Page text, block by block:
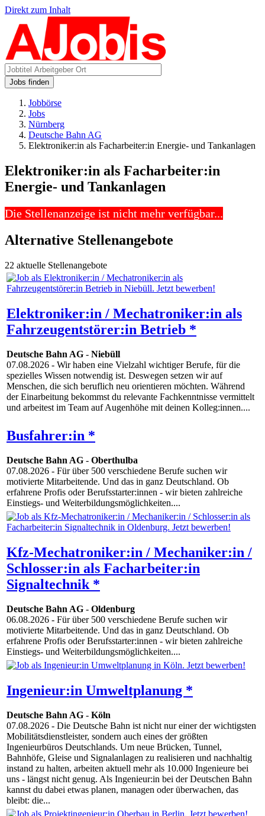
Direkt zum Inhalt
Jobs finden
Jobbörse
Jobs
Nürnberg
Deutsche Bahn AG
Elektroniker:in als Facharbeiter:in Energie- und Tankanlagen
Elektroniker:in als Facharbeiter:in
Energie- und Tankanlagen
Die Stellenanzeige ist nicht mehr verfügbar...
Alternative Stellenangebote
22 aktuelle Stellenangebote
Elektroniker:in / Mechatroniker:in als
Fahrzeugentstörer:in Betrieb *
Deutsche Bahn AG - Niebüll
07.08.2026 - Wir haben eine Vielzahl wichtiger Berufe, für die
spezielles Wissen notwendig ist. Deswegen setzen wir auf
Menschen, die sich beruflich neu orientieren möchten. Während
der Einarbeitung bekommst du relevante Fachkenntnisse vermittelt
und arbeitest im Team auf Augenhöhe mit deinen Kolleg:innen....
Busfahrer:in *
Deutsche Bahn AG - Oberthulba
07.08.2026 - Für über 500 verschiedene Berufe suchen wir
motivierte Mitarbeitende. Und das in ganz Deutschland. Ob
erfahrene Profis oder Berufsstarter:innen - wir bieten zahlreiche
Einstiegs- und Weiterbildungsmöglichkeiten....
Kfz-Mechatroniker:in / Mechaniker:in /
Schlosser:in als Facharbeiter:in
Signaltechnik *
Deutsche Bahn AG - Oldenburg
06.08.2026 - Für über 500 verschiedene Berufe suchen wir
motivierte Mitarbeitende. Und das in ganz Deutschland. Ob
erfahrene Profis oder Berufsstarter:innen - wir bieten zahlreiche
Einstiegs- und Weiterbildungsmöglichkeiten....
Ingenieur:in Umweltplanung *
Deutsche Bahn AG - Köln
07.08.2026 - Die Deutsche Bahn ist nicht nur einer der wichtigsten
Mobilitätsdienstleister, sondern auch eines der größten
Ingenieurbüros Deutschlands. Um neue Brücken, Tunnel,
Bahnhöfe, Gleise und Signalanlagen zu realisieren und nachhaltig
instand zu halten, arbeiten aktuell mehr als 10.000 Ingenieure bei
uns - längst nicht genug. Als Ingenieur:in bei der Deutschen Bahn
kannst du dabei etwas planen, managen oder überwachen, das
bleibt: die...